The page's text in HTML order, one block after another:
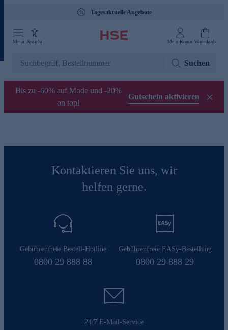
Tagesaktuelle Angebote
Menü Ansicht Mein Konto Warenkorb
Suchen
Bis zu -60% auf Mode und -20%
on top!
Gutschein aktivieren
Kontaktieren Sie uns, wir
helfen gerne.
Gebührenfreie Bestell-Hotline
0800 29 888 88
Gebührenfreie EASy-Bestellung
0800 29 888 29
24/7 E-Mail-Service